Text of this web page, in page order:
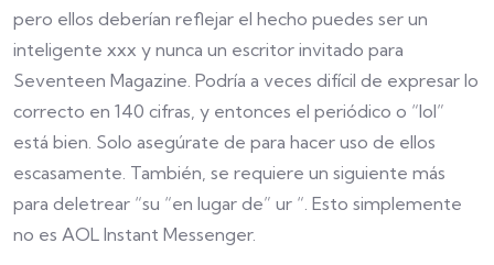
pero ellos deberían reflejar el hecho puedes ser un
inteligente xxx y nunca un escritor invitado para
Seventeen Magazine. Podría a veces difícil de expresar lo
correcto en 140 cifras, y entonces el periódico o “lol”
está bien. Solo asegúrate de para hacer uso de ellos
escasamente. También, se requiere un siguiente más
para deletrear “su “en lugar de” ur “. Esto simplemente
no es AOL Instant Messenger.